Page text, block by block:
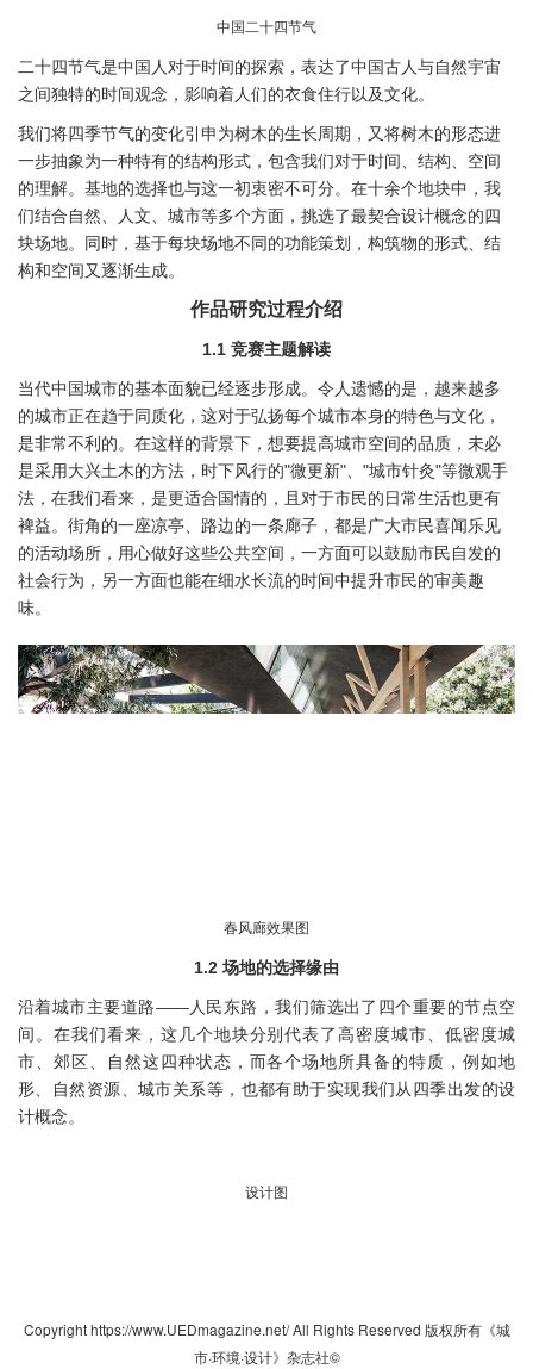
中国二十四节气
二十四节气是中国人对于时间的探索，表达了中国古人与自然宇宙
之间独特的时间观念，影响着人们的衣食住行以及文化。
我们将四季节气的变化引申为树木的生长周期，又将树木的形态进
一步抽象为一种特有的结构形式，包含我们对于时间、结构、空间
的理解。基地的选择也与这一初衷密不可分。在十余个地块中，我
们结合自然、人文、城市等多个方面，挑选了最契合设计概念的四
块场地。同时，基于每块场地不同的功能策划，构筑物的形式、结
构和空间又逐渐生成。
作品研究过程介绍
1.1 竞赛主题解读
当代中国城市的基本面貌已经逐步形成。令人遗憾的是，越来越多
的城市正在趋于同质化，这对于弘扬每个城市本身的特色与文化，
是非常不利的。在这样的背景下，想要提高城市空间的品质，未必
是采用大兴土木的方法，时下风行的"微更新"、"城市针灸"等微观手
法，在我们看来，是更适合国情的，且对于市民的日常生活也更有
裨益。街角的一座凉亭、路边的一条廊子，都是广大市民喜闻乐见
的活动场所，用心做好这些公共空间，一方面可以鼓励市民自发的
社会行为，另一方面也能在细水长流的时间中提升市民的审美趣
味。
春风廊效果图
1.2 场地的选择缘由
沿着城市主要道路——人民东路，我们筛选出了四个重要的节点空
间。在我们看来，这几个地块分别代表了高密度城市、低密度城
市、郊区、自然这四种状态，而各个场地所具备的特质，例如地
形、自然资源、城市关系等，也都有助于实现我们从四季出发的设
计概念。
设计图
Copyright https://www.UEDmagazine.net/ All Rights Reserved 版权所有《城
市·环境·设计》杂志社©